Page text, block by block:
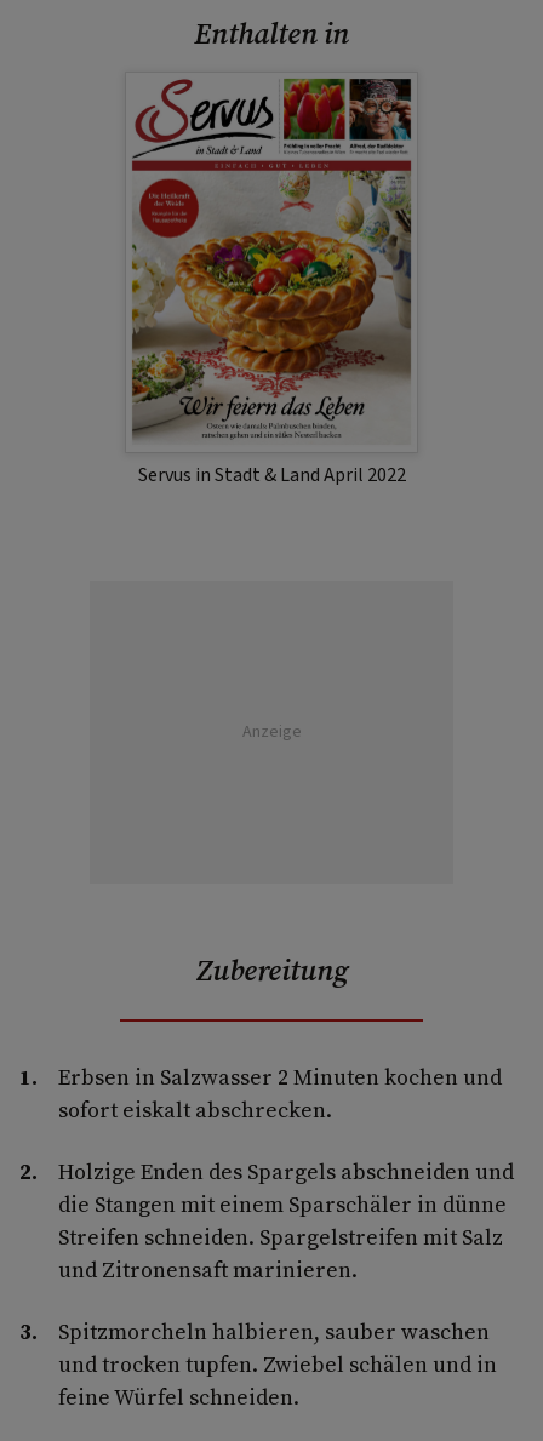
Enthalten in
Servus in Stadt & Land April 2022
Anzeige
Zubereitung
Erbsen in Salzwasser 2 Minuten kochen und
sofort eiskalt abschrecken.
Holzige Enden des Spargels abschneiden und
die Stangen mit einem Sparschäler in dünne
Streifen schneiden. Spargelstreifen mit Salz
und Zitronensaft marinieren.
Spitzmorcheln halbieren, sauber waschen
und trocken tupfen. Zwiebel schälen und in
feine Würfel schneiden.